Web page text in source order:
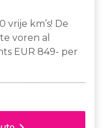
km’s! De
voren al
EUR 849- per
G63
jullie een
en daarna
dikke SUV!